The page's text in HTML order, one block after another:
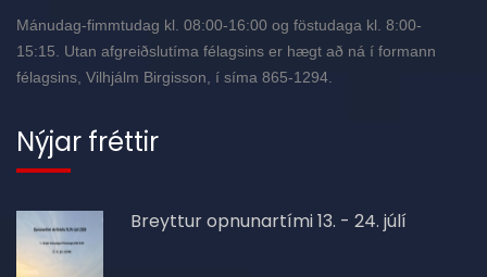
Mánudag-fimmtudag kl. 08:00-16:00 og föstudaga kl. 8:00-
15:15. Utan afgreiðslutíma félagsins er hægt að ná í formann
félagsins, Vilhjálm Birgisson, í síma 865-1294.
Nýjar fréttir
Breyttur opnunartími 13. - 24. júlí